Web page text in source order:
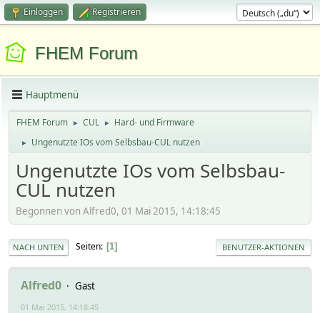
Einloggen Registrieren
FHEM Forum
Hauptmenü
FHEM Forum ► CUL ► Hard- und Firmware
► Ungenutzte IOs vom Selbsbau-CUL nutzen
Ungenutzte IOs vom Selbsbau-
CUL nutzen
Begonnen von Alfred0, 01 Mai 2015, 14:18:45
NACH UNTEN Seiten 1 BENUTZER-AKTIONEN
Alfred0 Gast
01 Mai 2015, 14:18:45